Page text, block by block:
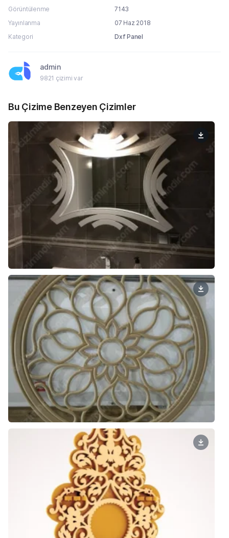
Görüntülenme
7143
Yayınlanma
07 Haz 2018
Kategori
Dxf Panel
admin
9821 çizimi var
Bu Çizime Benzeyen Çizimler